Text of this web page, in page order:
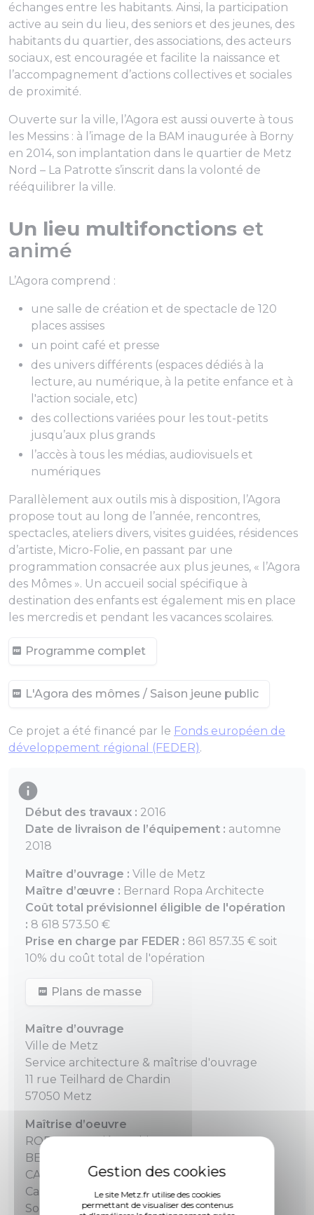
Le site Metz.fr utilise des cookies
permettant de visualiser des contenus
échanges entre les habitants. Ainsi, la participation
active au sein du lieu, des seniors et des jeunes, des
habitants du quartier, des associations, des acteurs
sociaux, est encouragée et facilite la naissance et
l’accompagnement d’actions collectives et sociales
de proximité.
Ouverte sur la ville, l’Agora est aussi ouverte à tous
les Messins : à l’image de la BAM inaugurée à Borny
en 2014, son implantation dans le quartier de Metz
Nord – La Patrotte s’inscrit dans la volonté de
rééquilibrer la ville.
Un lieu multifonctions et
animé
L’Agora comprend :
une salle de création et de spectacle de 120
places assises
un point café et presse
des univers différents (espaces dédiés à la
lecture, au numérique, à la petite enfance et à
l'action sociale, etc)
des collections variées pour les tout-petits
jusqu’aux plus grands
l’accès à tous les médias, audiovisuels et
numériques
Parallèlement aux outils mis à disposition, l’Agora
propose tout au long de l’année, rencontres,
spectacles, ateliers divers, visites guidées, résidences
d’artiste, Micro-Folie, en passant par une
programmation consacrée aux plus jeunes, « l’Agora
des Mômes ». Un accueil social spécifique à
destination des enfants est également mis en place
les mercredis et pendant les vacances scolaires.
Programme complet
L'Agora des mômes / Saison jeune public
Ce projet a été financé par le Fonds européen de
développement régional (FEDER).
Début des travaux : 2016
Date de livraison de l’équipement : automne
2018
Maître d’ouvrage : Ville de Metz
Maître d’œuvre : Bernard Ropa Architecte
Coût total prévisionnel éligible de l'opération
: 8 618 573.50 €
Prise en charge par FEDER : 861 857.35 € soit
10% du coût total de l'opération
Plans de masse
Maître d’ouvrage
Ville de Metz
Service architecture & maîtrise d'ouvrage
11 rue Teilhard de Chardin
57050 Metz
Maîtrise d’oeuvre
ROPA & Associés Architectes
BETOM (bureau d’études TCE + économie)
CAP TERRE (bureau d’études HQE)
Cabinet LAMOUREUX (acousticien)
Sophie THOMAS (scénographe)